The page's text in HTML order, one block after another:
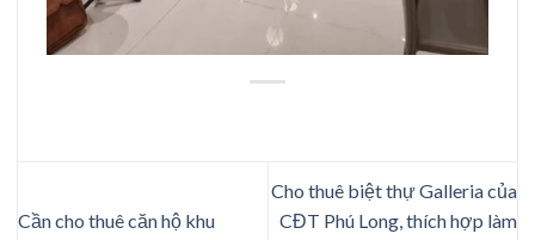
Cần cho thuê căn hộ khu
Cho thuê biệt thự Galleria của
CĐT Phú Long, thích hợp làm